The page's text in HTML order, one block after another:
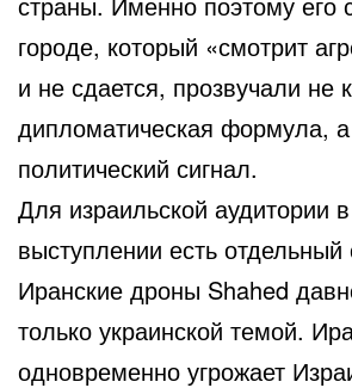
городе, который «смотрит
и не сдается, прозвучали не
дипломатическая формула, а
политический сигнал.
Для израильской аудитории
выступлении есть
Иранские дроны Shahed
только украинской темой.
одновременно угрожает